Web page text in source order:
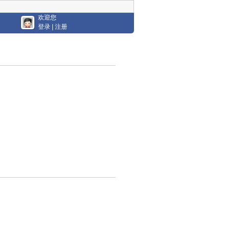
欢迎您
登录
注册